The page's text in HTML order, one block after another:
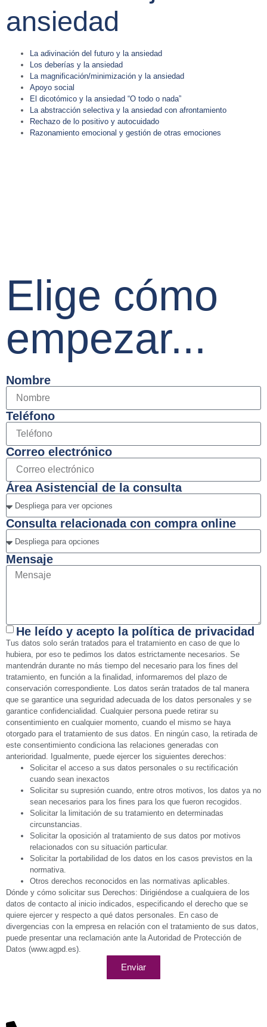
ansiedad
La adivinación del futuro y la ansiedad
Los deberías y la ansiedad
La magnificación/minimización y la ansiedad
Apoyo social
El dicotómico y la ansiedad “O todo o nada”
La abstracción selectiva y la ansiedad con afrontamiento
Rechazo de lo positivo y autocuidado
Razonamiento emocional y gestión de otras emociones
Elige cómo
empezar...
Nombre
Teléfono
Correo electrónico
Área Asistencial de la consulta
Consulta relacionada con compra online
Mensaje
He leído y acepto la política de privacidad
Tus datos solo serán tratados para el tratamiento en caso de que lo
hubiera, por eso te pedimos los datos estrictamente necesarios. Se
mantendrán durante no más tiempo del necesario para los fines del
tratamiento, en función a la finalidad, informaremos del plazo de
conservación correspondiente. Los datos serán tratados de tal manera
que se garantice una seguridad adecuada de los datos personales y se
garantice confidencialidad. Cualquier persona puede retirar su
consentimiento en cualquier momento, cuando el mismo se haya
otorgado para el tratamiento de sus datos. En ningún caso, la retirada de
este consentimiento condiciona las relaciones generadas con
anterioridad. Igualmente, puede ejercer los siguientes derechos:
Solicitar el acceso a sus datos personales o su rectificación
cuando sean inexactos
Solicitar su supresión cuando, entre otros motivos, los datos ya no
sean necesarios para los fines para los que fueron recogidos.
Solicitar la limitación de su tratamiento en determinadas
circunstancias.
Solicitar la oposición al tratamiento de sus datos por motivos
relacionados con su situación particular.
Solicitar la portabilidad de los datos en los casos previstos en la
normativa.
Otros derechos reconocidos en las normativas aplicables.
Dónde y cómo solicitar sus Derechos: Dirigiéndose a cualquiera de los
datos de contacto al inicio indicados, especificando el derecho que se
quiere ejercer y respecto a qué datos personales. En caso de
divergencias con la empresa en relación con el tratamiento de sus datos,
puede presentar una reclamación ante la Autoridad de Protección de
Datos (www.agpd.es).
Enviar